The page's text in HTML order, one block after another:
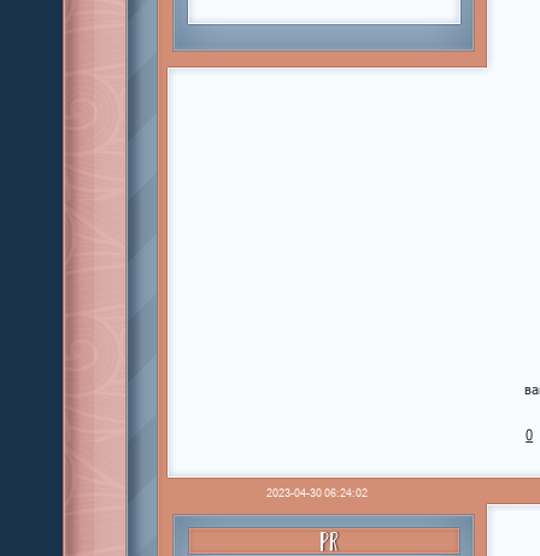
0
2023-04-30 06:24:02
PR